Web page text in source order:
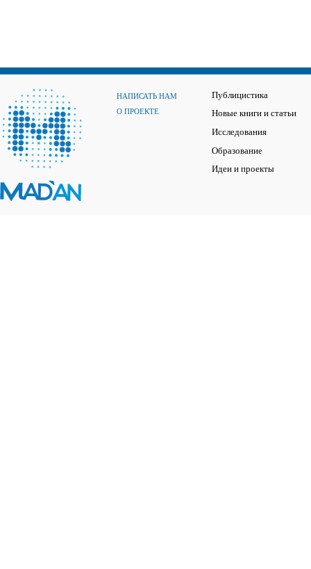
НАПИСАТЬ НАМ
О ПРОЕКТЕ
Публицистика
Новые книги и статьи
Исследования
Образование
Идеи и проекты